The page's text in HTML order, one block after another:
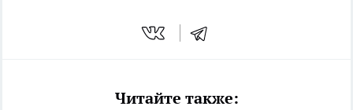
Читайте также: